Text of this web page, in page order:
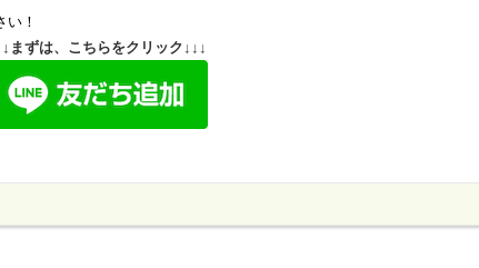
！
まずは、こちらをクリック↓↓↓